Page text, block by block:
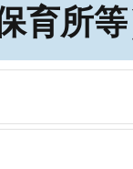
育所